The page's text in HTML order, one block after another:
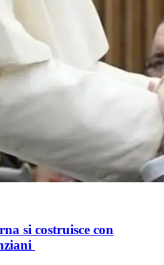
si costruisce con